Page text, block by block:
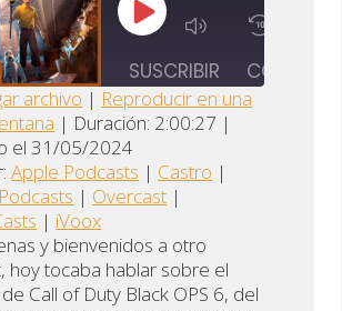
REPRODUCIR
SUSCRIBIR COMPARTIR
Castro
Overcast
PocketCasts
archivo | Reproducir en una
| Duración: 2:00:27 |
el 31/05/2024
Apple Podcasts | Castro |
| Overcast |
| iVoox
y bienvenidos a otro
hoy tocaba hablar sobre el
Call of Duty Black OPS 6, del